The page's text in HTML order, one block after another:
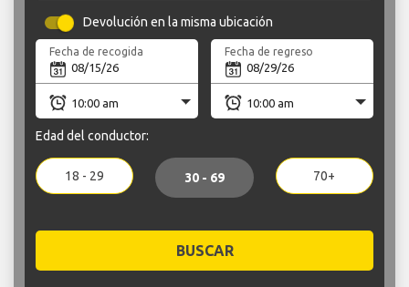
Devolución en la misma ubicación
Fecha de recogida Fecha de regreso
Edad del conductor:
18 - 29 30 - 69 70+
BUSCAR